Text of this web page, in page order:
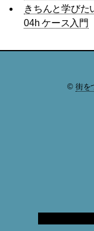
きちんと学びた
04h ケース入門
© 街を